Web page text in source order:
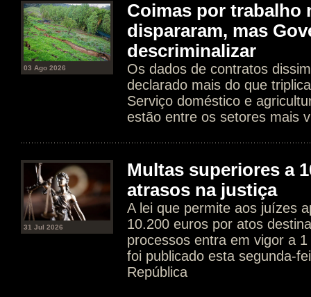
03 Ago 2026
Coimas por trabalho
dispararam, mas
descriminalizar
Os dados de contratos
declarado mais do que
Serviço doméstico e
estão entre os setores mais
31 Jul 2026
Multas superiores a
atrasos na justiça
A lei que permite aos juízes
10.200 euros por atos
processos entra em vigor a
foi publicado esta segunda-
República